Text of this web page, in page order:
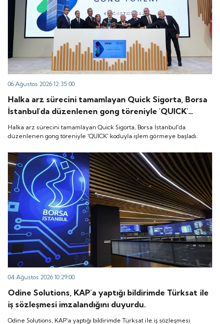
06 Ağustos 2026 12:35:00
Halka arz sürecini tamamlayan Quick Sigorta, Borsa
İstanbul'da düzenlenen gong töreniyle 'QUICK'
koduyla işlem görmeye başladı.
Halka arz sürecini tamamlayan Quick Sigorta, Borsa İstanbul'da
düzenlenen gong töreniyle 'QUICK' koduyla işlem görmeye başladı.
04 Ağustos 2026 10:29:00
Odine Solutions, KAP'a yaptığı bildirimde Türksat ile
iş sözleşmesi imzalandığını duyurdu.
Odine Solutions, KAP'a yaptığı bildirimde Türksat ile iş sözleşmesi